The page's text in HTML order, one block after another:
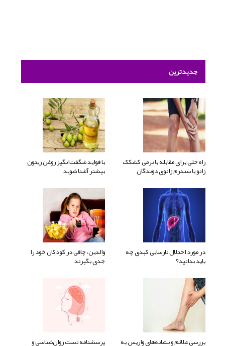
جدیدترین
راه حلی برای مقابله با نرمی کشکک
زانو یا سندرم زانوی دوندگان
با فواید شگفت‌انگیز روغن زیتون
بیشتر آشنا شوید
در مورد اختلال نارسایی کبدی چه
باید بدانید؟
والدین، چاقی در کودکان خود را
جدی بگیرند
بررسی علائم و نشانه‌های واریس به پرسشنامه تست روان‌شناسی و